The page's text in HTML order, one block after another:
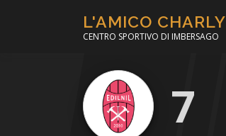
L'AMICO CHARLY
CENTRO SPORTIVO DI IMBERSAGO
7